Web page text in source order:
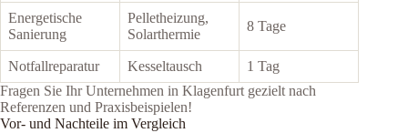
Energetische
Sanierung
Pelletheizung,
Solarthermie
8 Tage
Notfallreparatur Kesseltausch
1 Tag
Fragen Sie Ihr Unternehmen in Klagenfurt gezielt nach
Referenzen und Praxisbeispielen!
Vor- und Nachteile im Vergleich